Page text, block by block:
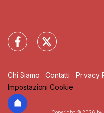
Chi Siamo Contatti Privacy
Impostazioni Cookie